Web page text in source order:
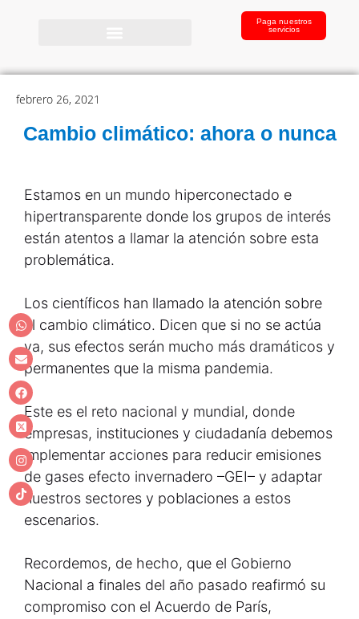
Paga nuestros
servicios
febrero 26, 2021
Cambio climático: ahora o nunca
Estamos en un mundo hiperconectado e
hipertransparente donde los grupos de interés
están atentos a llamar la atención sobre esta
problemática.
Los científicos han llamado la atención sobre
el cambio climático. Dicen que si no se actúa
ya, sus efectos serán mucho más dramáticos y
permanentes que la misma pandemia.
Este es el reto nacional y mundial, donde
empresas, instituciones y ciudadanía debemos
implementar acciones para reducir emisiones
de gases efecto invernadero –GEI– y adaptar
nuestros sectores y poblaciones a estos
escenarios.
Recordemos, de hecho, que el Gobierno
Nacional a finales del año pasado reafirmó su
compromiso con el Acuerdo de París,